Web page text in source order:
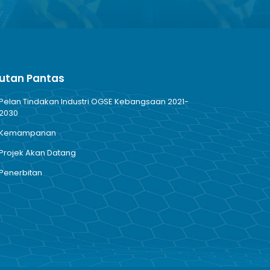
Pantas
Tindakan Industri OGSE Kebangsaan 2021-
Akan Datang